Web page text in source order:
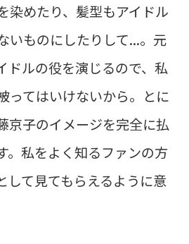
染めたり、髪型もアイドル
いものにしたりして...。元
ドルの役を演じるので、私
ってはいけないから。とに
京子のイメージを完全に払
。私をよく知るファンの方
して見てもらえるように意